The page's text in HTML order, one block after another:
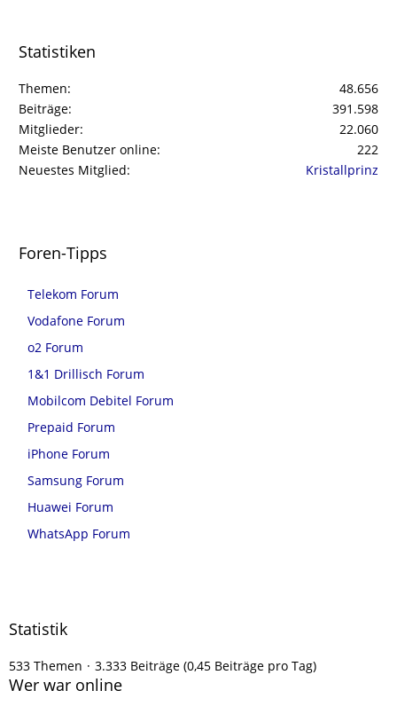
Statistiken
Themen
48.656
Beiträge
391.598
Mitglieder
22.060
Meiste Benutzer online
222
Neuestes Mitglied
Kristallprinz
Foren-Tipps
Telekom Forum
Vodafone Forum
o2 Forum
1&1 Drillisch Forum
Mobilcom Debitel Forum
Prepaid Forum
iPhone Forum
Samsung Forum
Huawei Forum
WhatsApp Forum
Statistik
533 Themen 3.333 Beiträge (0,45 Beiträge pro Tag)
Wer war online